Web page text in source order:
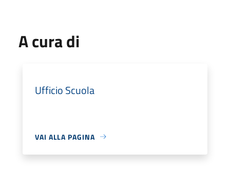
A cura di
Ufficio Scuola
VAI ALLA PAGINA